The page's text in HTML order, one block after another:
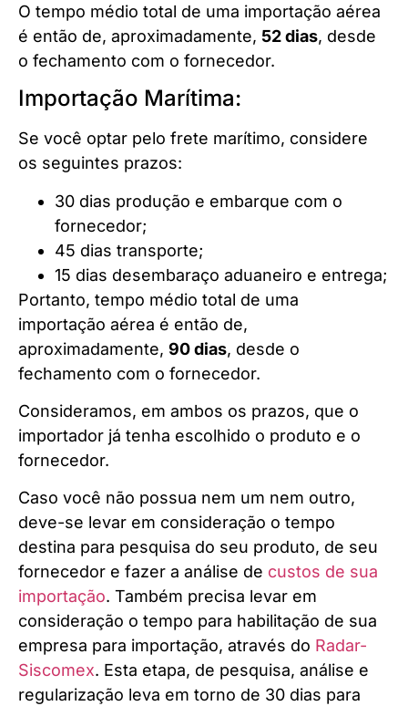
O tempo médio total de uma importação aérea
é então de, aproximadamente, 52 dias, desde
o fechamento com o fornecedor.
Importação Marítima:
Se você optar pelo frete marítimo, considere
os seguintes prazos:
30 dias produção e embarque com o
fornecedor;
45 dias transporte;
15 dias desembaraço aduaneiro e entrega;
Portanto, tempo médio total de uma
importação aérea é então de,
aproximadamente, 90 dias, desde o
fechamento com o fornecedor.
Consideramos, em ambos os prazos, que o
importador já tenha escolhido o produto e o
fornecedor.
Caso você não possua nem um nem outro,
deve-se levar em consideração o tempo
destina para pesquisa do seu produto, de seu
fornecedor e fazer a análise de custos de sua
importação. Também precisa levar em
consideração o tempo para habilitação de sua
empresa para importação, através do Radar-
Siscomex. Esta etapa, de pesquisa, análise e
regularização leva em torno de 30 dias para